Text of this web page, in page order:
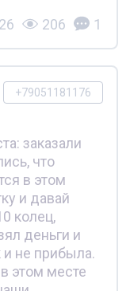
206 1
+79051181176
заказали
что
в этом
и давай
колец,
деньги и
не прибыла.
этом месте